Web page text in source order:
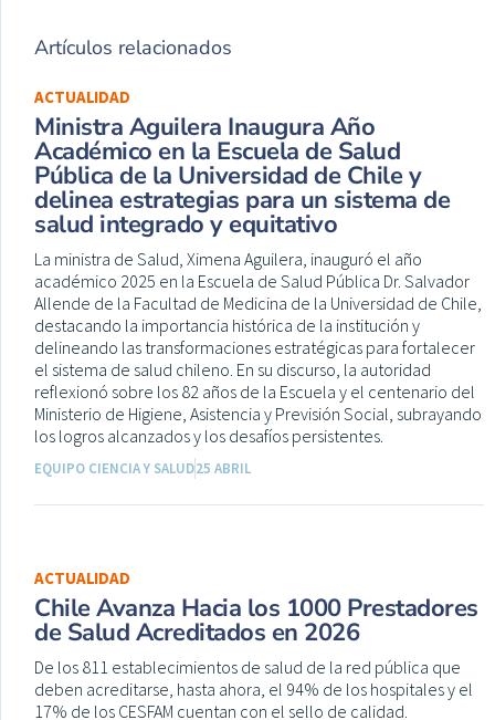
Artículos relacionados
ACTUALIDAD
Ministra Aguilera Inaugura Año
Académico en la Escuela de Salud
Pública de la Universidad de Chile y
delinea estrategias para un sistema de
salud integrado y equitativo
La ministra de Salud, Ximena Aguilera, inauguró el año
académico 2025 en la Escuela de Salud Pública Dr. Salvador
Allende de la Facultad de Medicina de la Universidad de Chile,
destacando la importancia histórica de la institución y
delineando las transformaciones estratégicas para fortalecer
el sistema de salud chileno. En su discurso, la autoridad
reflexionó sobre los 82 años de la Escuela y el centenario del
Ministerio de Higiene, Asistencia y Previsión Social, subrayando
los logros alcanzados y los desafíos persistentes.
EQUIPO CIENCIA Y SALUD25 ABRIL
ACTUALIDAD
Chile Avanza Hacia los 1000 Prestadores
de Salud Acreditados en 2026
De los 811 establecimientos de salud de la red pública que
deben acreditarse, hasta ahora, el 94% de los hospitales y el
17% de los CESFAM cuentan con el sello de calidad.